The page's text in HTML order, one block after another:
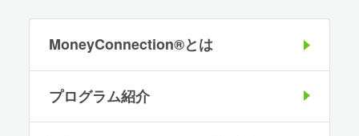
MoneyConnection®とは
プログラム紹介